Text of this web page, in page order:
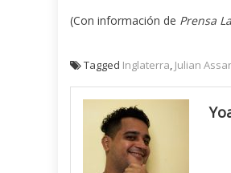
(Con información de Prensa
Tagged Inglaterra, Julian